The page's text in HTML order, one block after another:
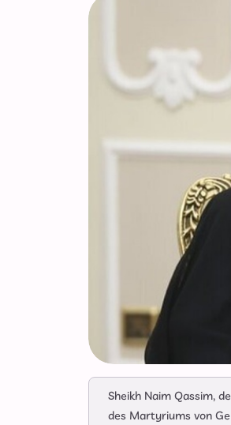
Sheikh Naim Qassim,
des Martyriums von